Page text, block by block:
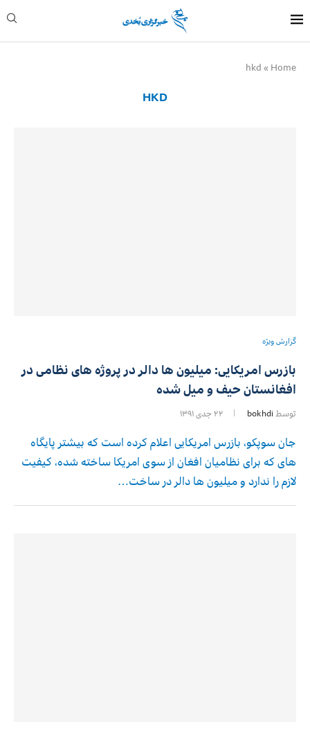
Home
»
hkd
HKD
گزارش ویژه
بازرس امریکایی: میلیون ها دالر در پروژه های نظامی در
افغانستان حیف و میل شده
توسط bokhdi ۲۲ جدی ۱۳۹۱
جان سوپکو، بازرس امریکایی اعلام کرده است که بیشتر پایگاه
های که برای نظامیان افغان از سوی امریکا ساخته شده، کیفیت
لازم را ندارد و میلیون ها دالر در ساخت…